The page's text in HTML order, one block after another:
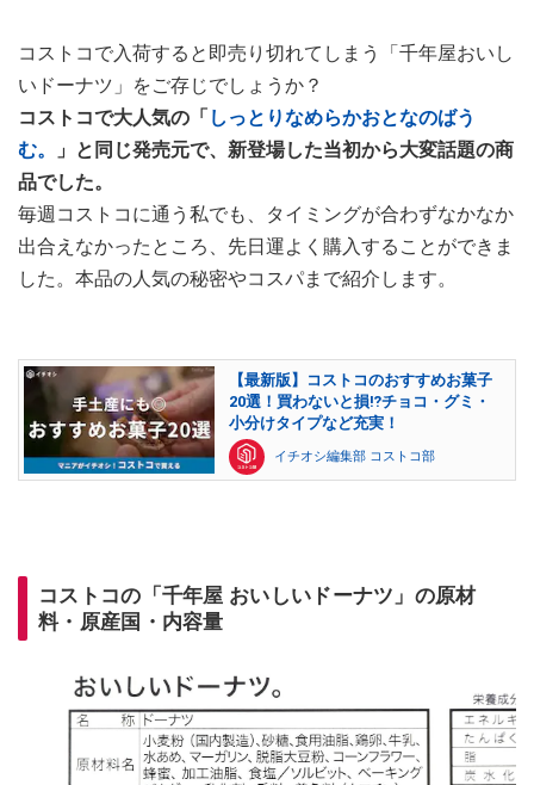
コストコで入荷すると即売り切れてしまう「千年屋おいし
いドーナツ」をご存じでしょうか？
コストコで大人気の「 しっとりなめらかおとなのばう
む。
」と同じ発売元で、新登場した当初から大変話題の商
品でした。
毎週コストコに通う私でも、タイミングが合わずなかなか
出合えなかったところ、先日運よく購入することができま
した。本品の人気の秘密やコスパまで紹介します。
【最新版】コストコのおすすめお菓子
20選！買わないと損⁉チョコ・グミ・
小分けタイプなど充実！
イチオシ編集部 コストコ部
コストコの「千年屋 おいしいドーナツ」の原材
料・原産国・内容量